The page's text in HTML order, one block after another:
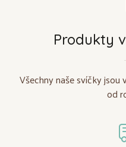
Produkty
Všechny naše svíčky
od